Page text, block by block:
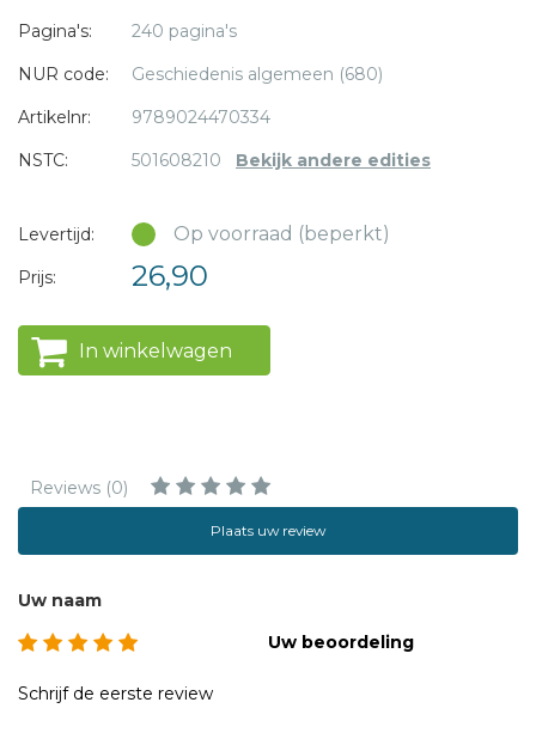
Pagina's:
240 pagina's
NUR code:
Geschiedenis algemeen (680)
Artikelnr:
9789024470334
NSTC:
501608210 Bekijk andere edities
Levertijd: Op voorraad (beperkt)
Prijs: 26,90
In winkelwagen
Reviews (0)
Plaats uw review
Uw naam
Uw beoordeling
Schrijf de eerste review